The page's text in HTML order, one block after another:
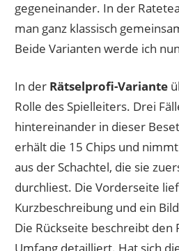
gegeneinander. In der
man ganz klassisch
Beide Varianten werde ich
In der Rätselprofi-Variante
Rolle des Spielleiters. Drei
hintereinander in dieser
erhält die 15 Chips und
aus der Schachtel, die sie
durchliest. Die Vorderseite
Kurzbeschreibung und ein
Die Rückseite beschreibt den